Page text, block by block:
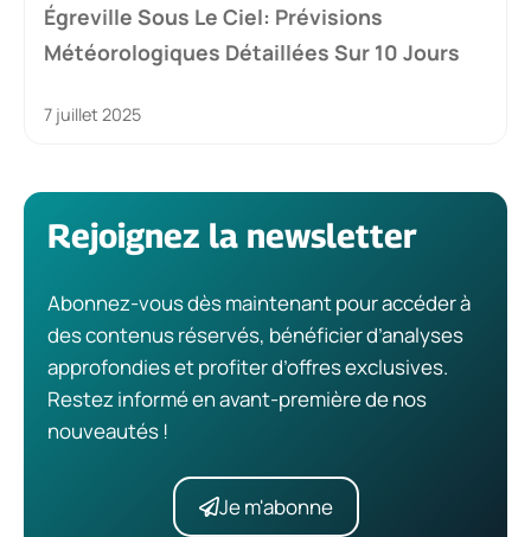
Égreville Sous Le Ciel: Prévisions
Météorologiques Détaillées Sur 10 Jours
7 juillet 2025
Rejoignez la newsletter
Abonnez-vous dès maintenant pour accéder à
des contenus réservés, bénéficier d’analyses
approfondies et profiter d’offres exclusives.
Restez informé en avant-première de nos
nouveautés !
Je m'abonne